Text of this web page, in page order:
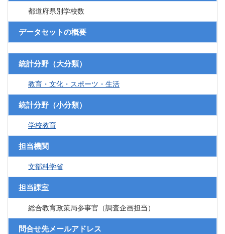
都道府県別学校数
データセットの概要
統計分野（大分類）
教育・文化・スポーツ・生活
統計分野（小分類）
学校教育
担当機関
文部科学省
担当課室
総合教育政策局参事官（調査企画担当）
問合せ先メールアドレス